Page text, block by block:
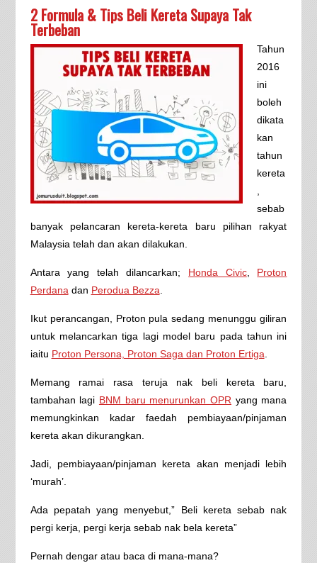
2 Formula & Tips Beli Kereta Supaya Tak
Terbeban
Tahun
2016
ini
boleh
dikata
kan
tahun
kereta
sebab
banyak pelancaran kereta-kereta baru pilihan rakyat
Malaysia telah dan akan dilakukan.
Antara yang telah dilancarkan; Honda Civic, Proton
Perdana dan Perodua Bezza
Ikut perancangan, Proton pula sedang menunggu giliran
untuk melancarkan tiga lagi model baru pada tahun ini
iaitu Proton Persona, Proton Saga dan Proton Ertiga
Memang ramai rasa teruja nak beli kereta baru,
tambahan lagi BNM baru menurunkan OPR yang mana
memungkinkan kadar faedah pembiayaan/pinjaman
kereta akan dikurangkan.
Jadi, pembiayaan/pinjaman kereta akan menjadi lebih
‘murah’.
Ada pepatah yang menyebut,” Beli kereta sebab nak
pergi kerja, pergi kerja sebab nak bela kereta”
Pernah dengar atau baca di mana-mana?